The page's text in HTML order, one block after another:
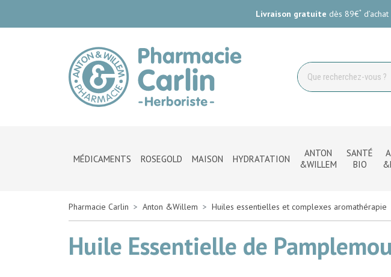
Livraison gratuite dès 89€*d’achat
Pharmacie Carlin Votre pharmacie
MÉDICAMENTS ROSEGOLD MAISON HYDRATATION
ANTON
&WILLEM
SANTÉ
BIO
Pharmacie Carlin Anton &Willem Huiles essentielles et complexes aromathérapie
Huile Essentielle de